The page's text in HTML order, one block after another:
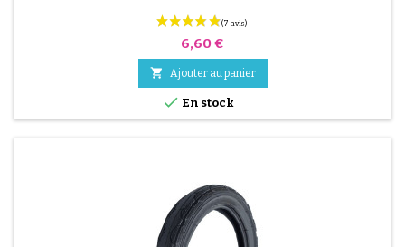
Prix
6,60 €
 Ajouter au panier
 En stock